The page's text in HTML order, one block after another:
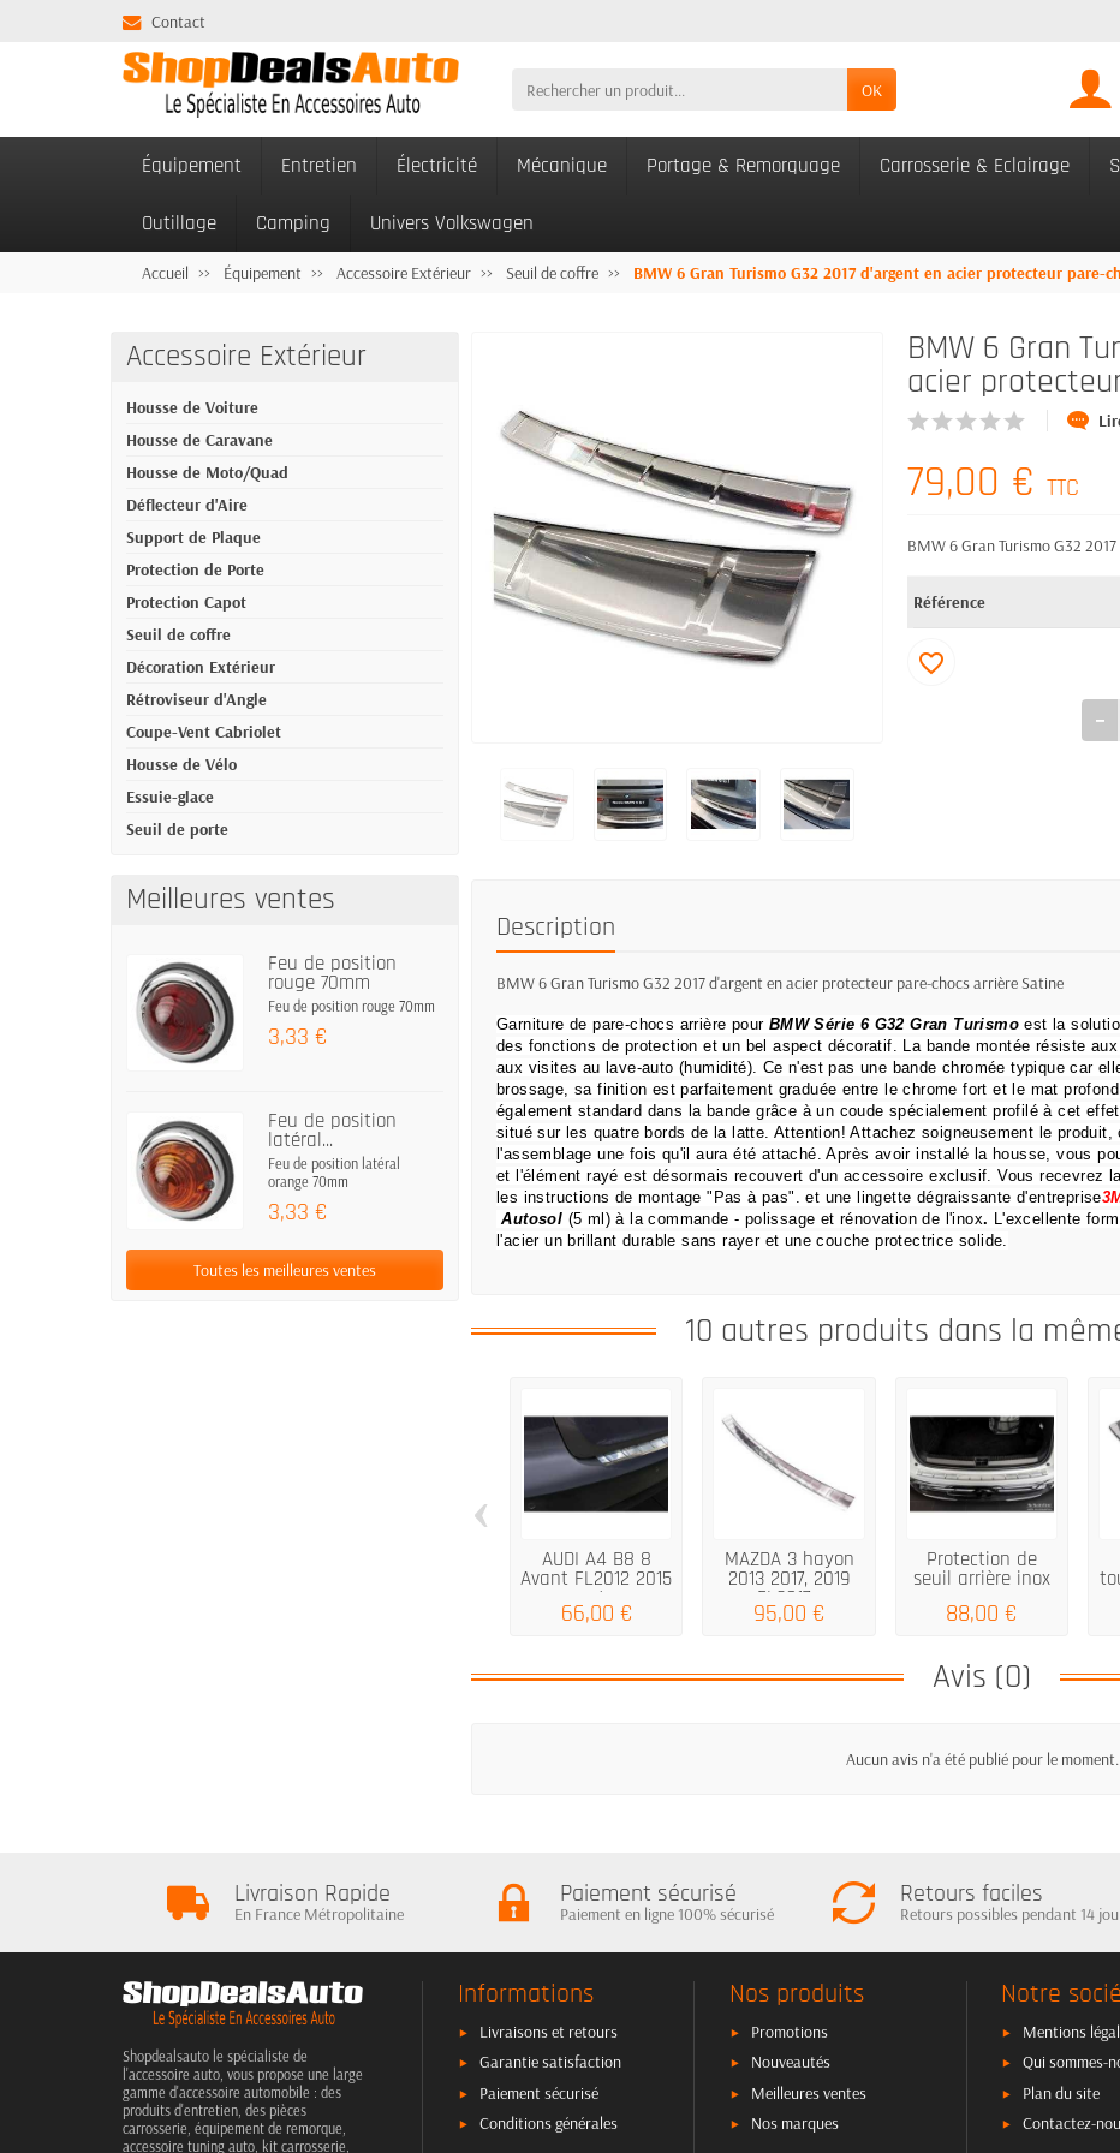
Contact
OK
Équipement Entretien Électricité Mécanique Portage & Remorquage Carrosserie & Eclairage
Outillage Camping Univers Volkswagen
Accueil Équipement Accessoire Extérieur Seuil de coffre BMW 6 Gran Turismo G32 2017 d'argent en acier protecteur pare-
Accessoire Extérieur
Housse de Voiture
Housse de Caravane
Housse de Moto/Quad
Déflecteur d'Aire
Support de Plaque
Protection de Porte
Protection Capot
Seuil de coffre
Décoration Extérieur
Rétroviseur d'Angle
Coupe-Vent Cabriolet
Housse de Vélo
Essuie-glace
Seuil de porte
Meilleures ventes
Feu de position
rouge 70mm
Feu de position rouge 70mm
3,33 €
Feu de position
latéral...
Feu de position latéral
orange 70mm
3,33 €
Toutes les meilleures ventes
BMW 6 Gran
acier
79,00 € TTC
BMW 6 Gran Turismo G32
Référence
favorite_border
Description
BMW 6 Gran Turismo G32 2017 d'argent en acier protecteur pare-chocs arrière Satine
Garniture de pare-chocs arrière pour BMW Série 6 G32 Gran Turismo est la
des fonctions de protection et un bel aspect décoratif. La bande montée résiste
aux visites au lave-auto (humidité). Ce n'est pas une bande chromée typique car
brossage, sa finition est parfaitement graduée entre le chrome fort et le mat
également standard dans la bande grâce à un coude spécialement profilé à cet
situé sur les quatre bords de la latte. Attention!Attachez soigneusement le
l'assemblage une fois qu'il aura été attaché.Après avoir installé la housse, vous
et l'élément rayé est désormais recouvert d'un accessoire exclusif.Vous recevrez
les instructions de montage "Pas à pas".et une lingette dégraissante d'entreprise
Autosol (5 ml) à la commande - polissage et rénovation de l'inox. L'excellente
l'acier un brillant durable sans rayer et une couche protectrice solide.
10 autres produits dans la
AUDI A4 B8 8
Avant FL2012 2015
argent en...
66,00 €
MAZDA 3 hayon
2013 2017, 2019
FL2017...
95,00 €
Protection de
seuil arrière inox
88,00 €
‹
Avis (0)
Aucun avis n'a été publié pour le moment.
Livraison Rapide
En France Métropolitaine
Paiement sécurisé
Paiement en ligne 100% sécurisé
Retours faciles
Retours possibles pendant 14
Shopdealsauto le spécialiste de
l'accessoire auto, vous propose une large
gamme d'accessoire automobile : des
produits d'entretien, des pièces
carrosserie, équipement de remorque,
accessoire tuning auto, kit carrosserie,
Informations
Livraisons et retours
Garantie satisfaction
Paiement sécurisé
Conditions générales
Nos produits
Promotions
Nouveautés
Meilleures ventes
Nos marques
Notre
Mentions
Qui sommes-
Plan du site
Contactez-